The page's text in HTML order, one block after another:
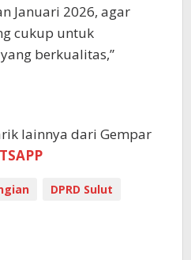
Januari 2026, agar
cukup untuk
berkualitas,”
lainnya dari Gempar
DPRD Sulut